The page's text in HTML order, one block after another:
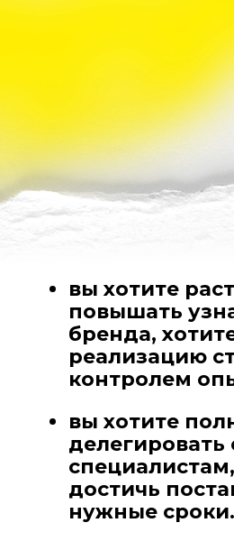
вы хотите
повышать
бренда,
реализацию
контролем
вы хотите
делегировать
достичь
нужные сроки.